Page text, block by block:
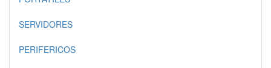
SERVIDORES
PERIFERICOS